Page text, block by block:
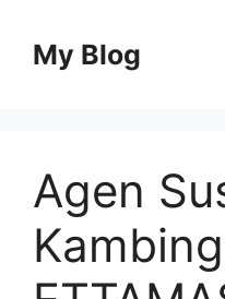
contentMy Blog
Agen